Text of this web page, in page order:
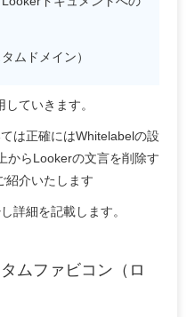
ムドメイン）
ていきます。
は正確にはWhitelabelの設
からLookerの文言を削除す
紹介いたします
詳細を記載します。
ムファビコン（ロ